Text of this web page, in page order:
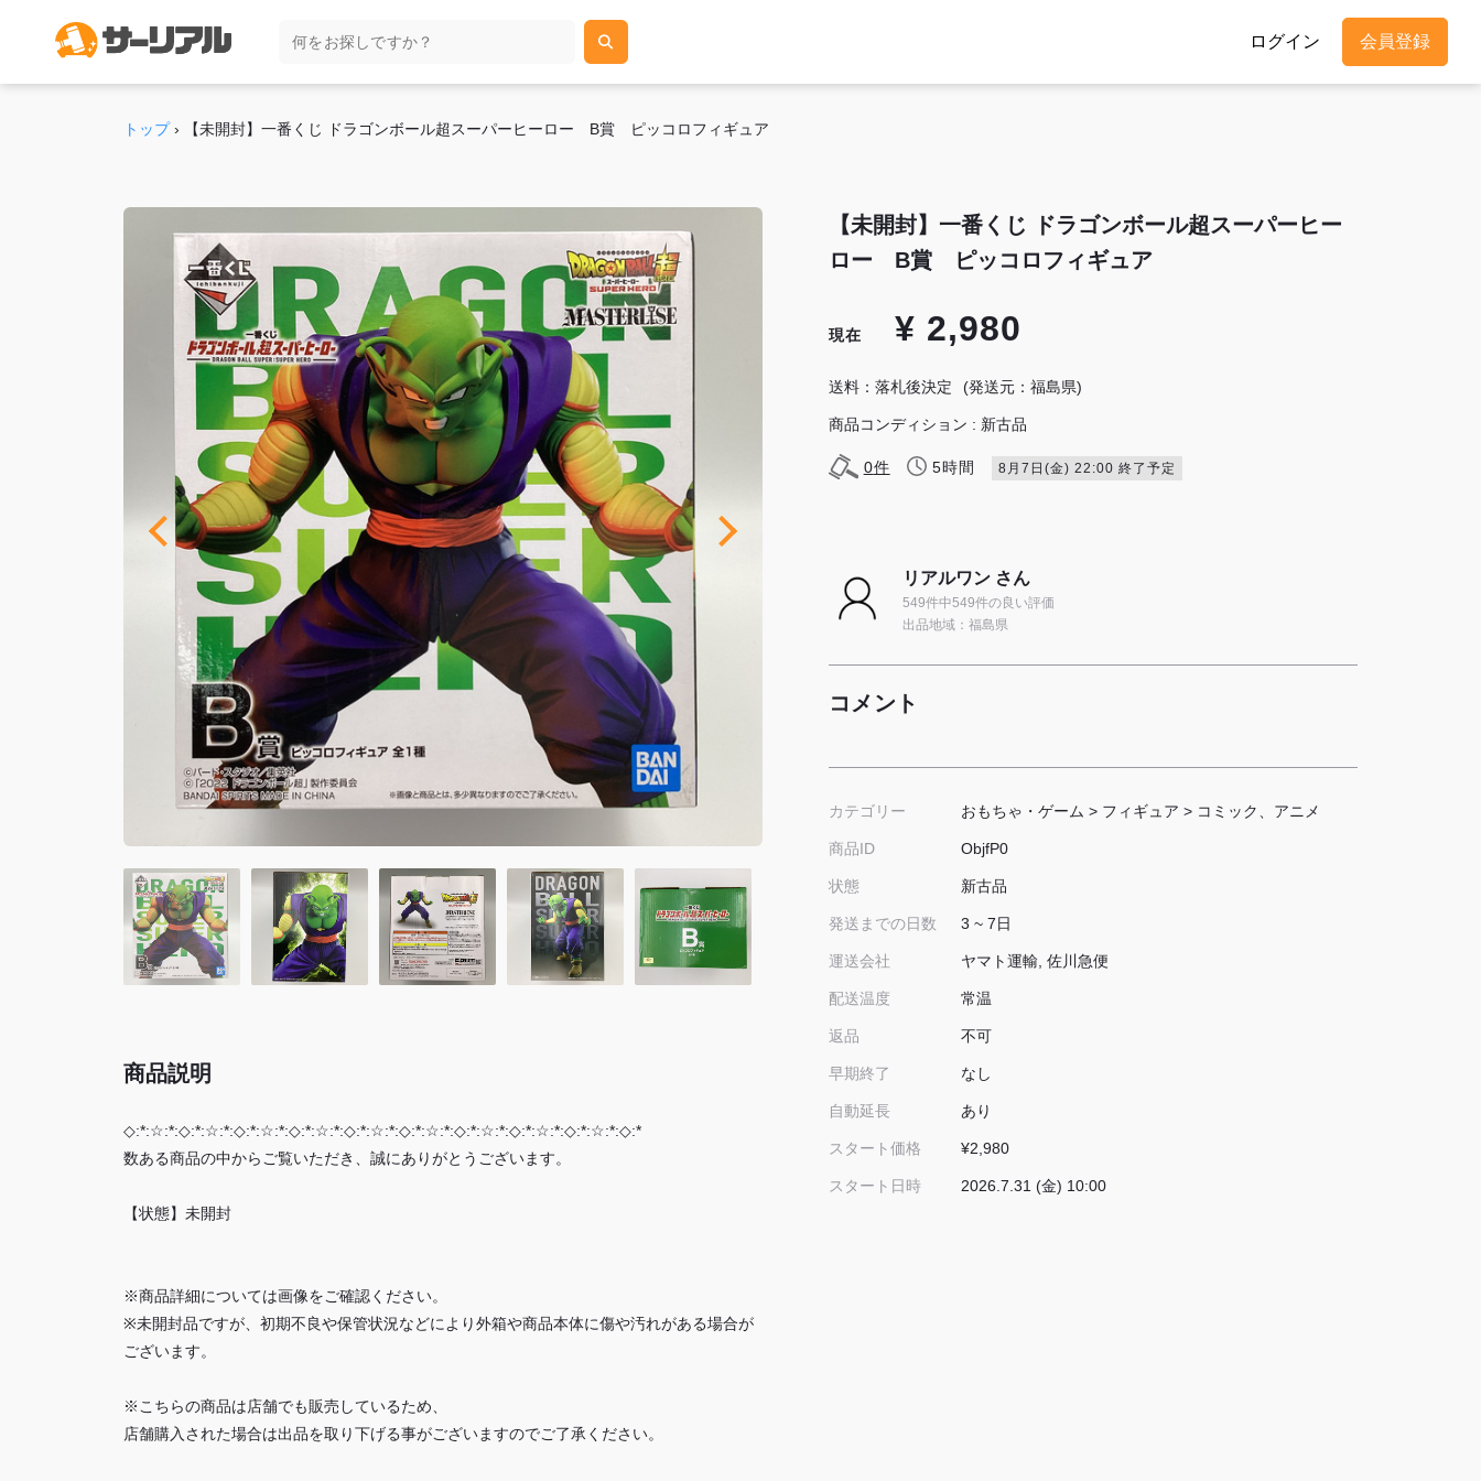
ログイン 会員登録
トップ› 【未開封】一番くじ ドラゴンボール超スーパーヒーロー B賞 ピッコロフィギュア
商品説明
◇:*:☆:*:◇:*:☆:*:◇:*:☆:*:◇:*:☆:*:◇:*:☆:*:◇:*:☆:*:◇:*:☆:*:◇:*:☆:*:◇:*:☆:*:◇:*
数ある商品の中からご覧いただき、誠にありがとうございます。
【状態】未開封
※商品詳細については画像をご確認ください。
※未開封品ですが、初期不良や保管状況などにより外箱や商品本体に傷や汚れがある場合が
ございます。
※こちらの商品は店舗でも販売しているため、
店舗購入された場合は出品を取り下げる事がございますのでご了承ください。
【未開封】一番くじ ドラゴンボール超スーパーヒー
ロー B賞 ピッコロフィギュア
現在 ¥ 2,980
送料：落札後決定 (発送元：福島県)
商品コンディション : 新古品
0件 5時間 8月7日(金) 22:00 終了予定
リアルワン さん
549件中549件の良い評価
出品地域：福島県
コメント
カテゴリー おもちゃ・ゲーム > フィギュア > コミック、アニメ
商品ID ObjfP0
状態 新古品
発送までの日数 3 ~ 7日
運送会社 ヤマト運輸, 佐川急便
配送温度 常温
返品 不可
早期終了 なし
自動延長 あり
スタート価格 ¥2,980
スタート日時 2026.7.31 (金) 10:00